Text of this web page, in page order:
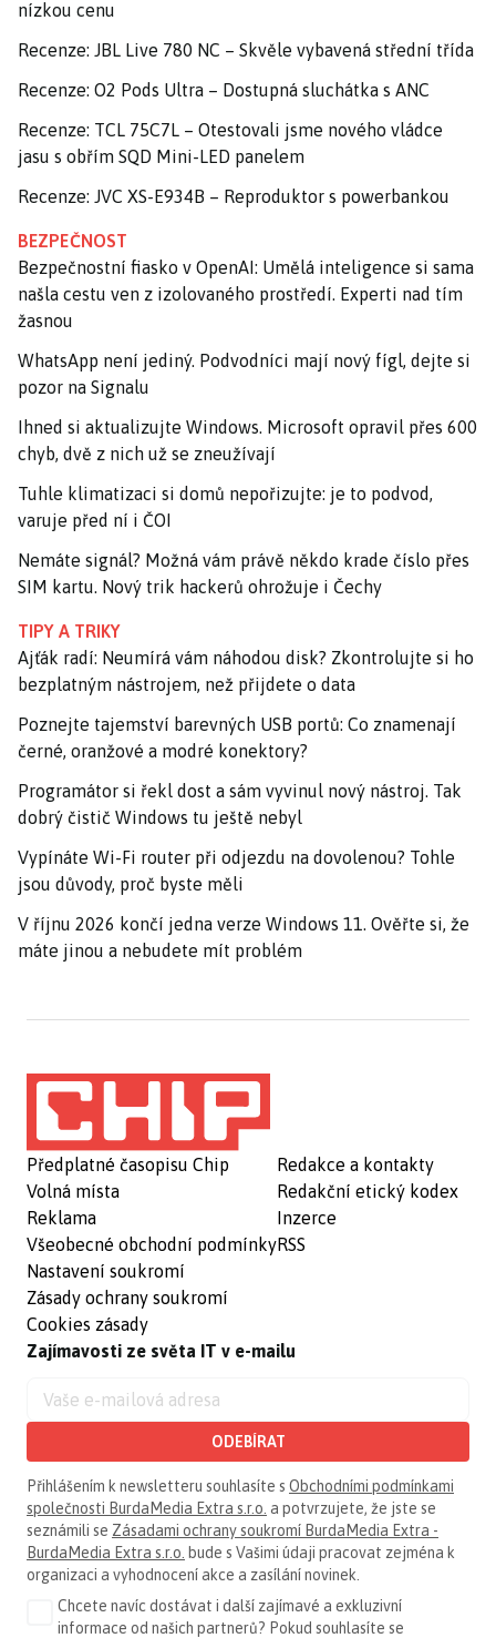
nízkou cenu
Recenze: JBL Live 780 NC – Skvěle vybavená střední třída
Recenze: O2 Pods Ultra – Dostupná sluchátka s ANC
Recenze: TCL 75C7L – Otestovali jsme nového vládce
jasu s obřím SQD Mini-LED panelem
Recenze: JVC XS-E934B – Reproduktor s powerbankou
BEZPEČNOST
Bezpečnostní fiasko v OpenAI: Umělá inteligence si sama
našla cestu ven z izolovaného prostředí. Experti nad tím
žasnou
WhatsApp není jediný. Podvodníci mají nový fígl, dejte si
pozor na Signalu
Ihned si aktualizujte Windows. Microsoft opravil přes 600
chyb, dvě z nich už se zneužívají
Tuhle klimatizaci si domů nepořizujte: je to podvod,
varuje před ní i ČOI
Nemáte signál? Možná vám právě někdo krade číslo přes
SIM kartu. Nový trik hackerů ohrožuje i Čechy
TIPY A TRIKY
Ajťák radí: Neumírá vám náhodou disk? Zkontrolujte si ho
bezplatným nástrojem, než přijdete o data
Poznejte tajemství barevných USB portů: Co znamenají
černé, oranžové a modré konektory?
Programátor si řekl dost a sám vyvinul nový nástroj. Tak
dobrý čistič Windows tu ještě nebyl
Vypínáte Wi-Fi router při odjezdu na dovolenou? Tohle
jsou důvody, proč byste měli
V říjnu 2026 končí jedna verze Windows 11. Ověřte si, že
máte jinou a nebudete mít problém
Předplatné časopisu Chip
Volná místa
Reklama
Všeobecné obchodní podmínky
Nastavení soukromí
Zásady ochrany soukromí
Cookies zásady
Redakce a kontakty
Redakční etický kodex
Inzerce
RSS
Zajímavosti ze světa IT v e-mailu
ODEBÍRAT
Přihlášením k newsletteru souhlasíte s Obchodními podmínkami
společnosti BurdaMedia Extra s.r.o. a potvrzujete, že jste se
seznámili se Zásadami ochrany soukromí BurdaMedia Extra -
BurdaMedia Extra s.r.o. bude s Vašimi údaji pracovat zejména k
organizaci a vyhodnocení akce a zasílání novinek.
Chcete navíc dostávat i další zajímavé a exkluzivní
informace od našich partnerů? Pokud souhlasíte se